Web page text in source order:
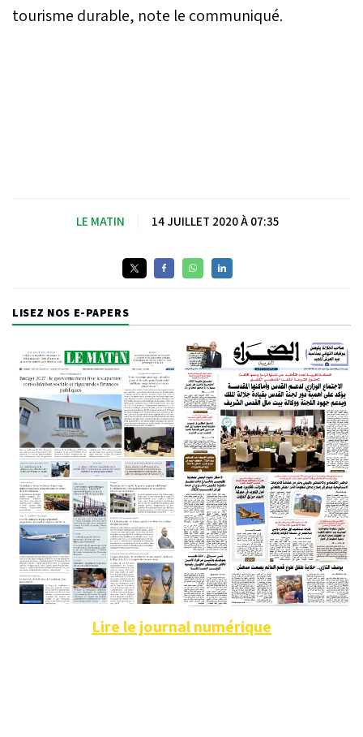
tourisme durable, note le communiqué.
LE MATIN 14 JUILLET 2020 À 07:35
LISEZ NOS E-PAPERS
Lire le journal numérique